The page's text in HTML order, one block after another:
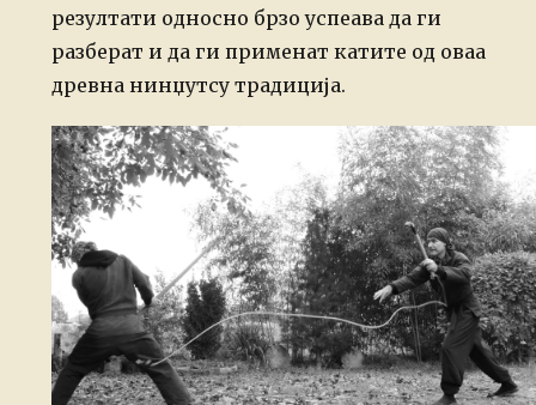
резултати односно брзо успеава да ги
разберат и да ги применат катите од оваа
древна нинџутсу традиција.